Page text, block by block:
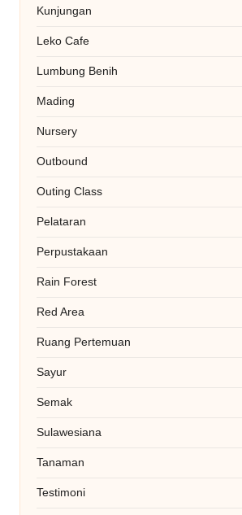
Kunjungan
Leko Cafe
Lumbung Benih
Mading
Nursery
Outbound
Outing Class
Pelataran
Perpustakaan
Rain Forest
Red Area
Ruang Pertemuan
Sayur
Semak
Sulawesiana
Tanaman
Testimoni